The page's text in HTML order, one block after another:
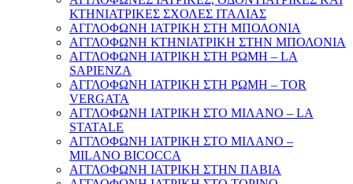
ΚΤΗΝΙΑΤΡΙΚΕΣ ΣΧΟΛΕΣ ΙΤΑΛΙΑΣ
ΑΓΓΛΟΦΩΝΗ ΙΑΤΡΙΚΗ ΣΤΗ ΜΠΟΛΟΝΙΑ
ΑΓΓΛΟΦΩΝΗ ΚΤΗΝΙΑΤΡΙΚΗ ΣΤΗΝ ΜΠΟΛΟΝΙΑ
ΑΓΓΛΟΦΩΝΗ ΙΑΤΡΙΚΗ ΣΤΗ ΡΩΜΗ – LA
SAPIENZA
ΑΓΓΛΟΦΩΝΗ ΙΑΤΡΙΚΗ ΣΤΗ ΡΩΜΗ – TOR
VERGATA
ΑΓΓΛΟΦΩΝΗ ΙΑΤΡΙΚΗ ΣΤΟ ΜΙΛΑΝΟ – LA
STATALE
ΑΓΓΛΟΦΩΝΗ ΙΑΤΡΙΚΗ ΣΤΟ ΜΙΛΑΝΟ –
MILANO BICOCCA
ΑΓΓΛΟΦΩΝΗ ΙΑΤΡΙΚΗ ΣΤΗΝ ΠΑΒΙΑ